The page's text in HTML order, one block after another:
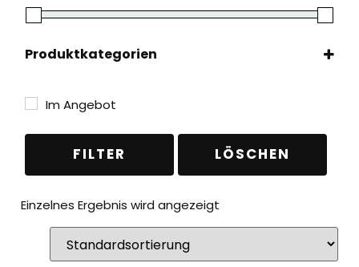
Produktkategorien
Zubehör & Ersatzteile
Im Angebot
FILTER LÖSCHEN
Einzelnes Ergebnis wird angezeigt